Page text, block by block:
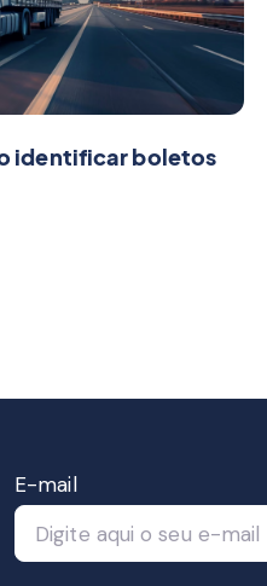
identificar boletos
E-mail